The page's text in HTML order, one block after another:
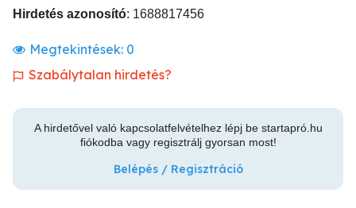
Hirdetés azonosító: 1688817456
Megtekintések: 0
Szabálytalan hirdetés?
A hirdetővel való kapcsolatfelvételhez lépj be startapró.hu
fiókodba vagy regisztrálj gyorsan most!
Belépés / Regisztráció